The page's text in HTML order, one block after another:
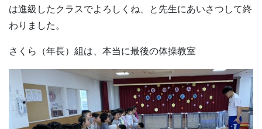
は進級したクラスでよろしくね、と先生にあいさつして終
わりました。
さくら（年長）組は、本当に最後の体操教室